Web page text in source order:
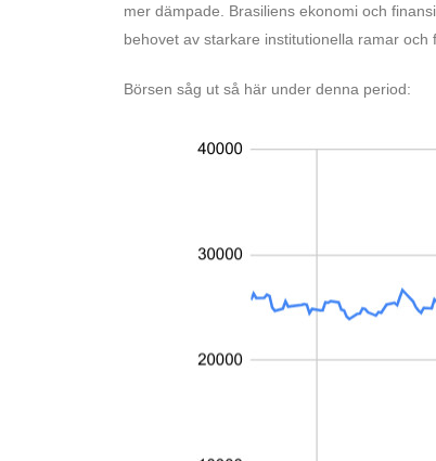
mer dämpade. Brasiliens ekonomi och
behovet av starkare institutionella ramar och
Börsen såg ut så här under denna period: